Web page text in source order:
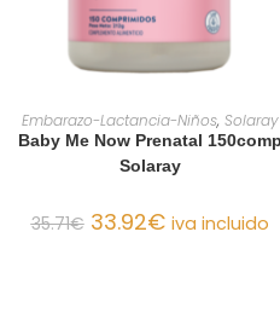
AÑADIR AL CARRITO
Embarazo-Lactancia-Niños, Solaray
Baby Me Now Prenatal 150comp
Solaray
35.71€ 33.92€ iva incluido